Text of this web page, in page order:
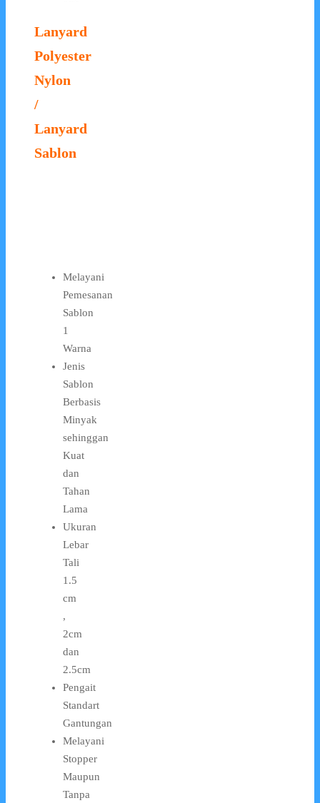
Lanyard
Polyester
Nylon
/
Lanyard
Sablon
Melayani
Pemesanan
Sablon
1
Warna
Jenis
Sablon
Berbasis
Minyak
sehinggan
Kuat
dan
Tahan
Lama
Ukuran
Lebar
Tali
1.5
cm
,
2cm
dan
2.5cm
Pengait
Standart
Gantungan
Melayani
Stopper
Maupun
Tanpa